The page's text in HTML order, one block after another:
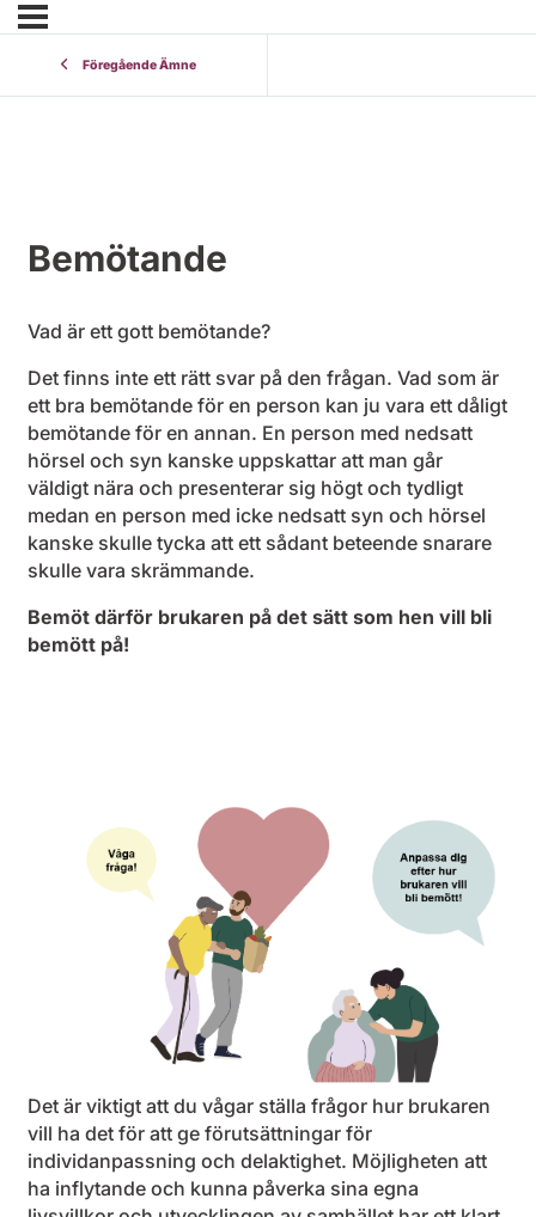
Föregående Ämne
Bemötande
Vad är ett gott bemötande?
Det finns inte ett rätt svar på den frågan. Vad som är
ett bra bemötande för en person kan ju vara ett dåligt
bemötande för en annan. En person med nedsatt
hörsel och syn kanske uppskattar att man går
väldigt nära och presenterar sig högt och tydligt
medan en person med icke nedsatt syn och hörsel
kanske skulle tycka att ett sådant beteende snarare
skulle vara skrämmande.
Bemöt därför brukaren på det sätt som hen vill bli
bemött på!
Det är viktigt att du vågar ställa frågor hur brukaren
vill ha det för att ge förutsättningar för
individanpassning och delaktighet. Möjligheten att
ha inflytande och kunna påverka sina egna